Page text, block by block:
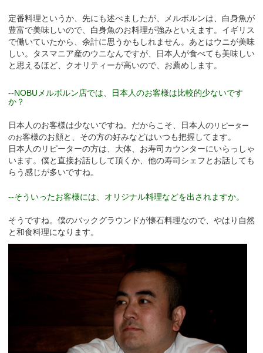
定番料理というか、先にも述べましたが、メルボルンは、白身魚が
豊富で美味しいので、白身魚のお料理が強みといえます。イギリス
で働いていたから、余計に思うかもしれません。あとはウニが美味
しい。タスマニア産のウニなんですが、日本人が食べても美味しい
と思えるほど、クオリティーが高いので、お薦めします。
--NOBUメルボルン店では、日本人のお客様は比較的少ないです
か？
日本人のお客様は少ないですね。だからこそ、日本人のリピーター
のお客様のお顔と、その方の好みなどはいつも把握してます。
日本人のリピーターの方は、大体、お寿司カウンターにいらっしゃ
います。僕と直接お話しして頂くか、他の寿司シェフとお話しても
らう感じが多いですね。
--そういったお客様には、オリジナル料理などを出されますか。
そうですね。僕のバックグラウンドが懐石料理なので、やはり自然
と和食料理になります。